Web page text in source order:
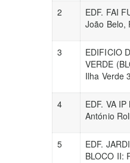
2
EDF. FAI
João Belo,
3
EDIFICIO
VERDE
Ilha Verde
4
EDF. VA
António
5
EDF.
BLOCO II: